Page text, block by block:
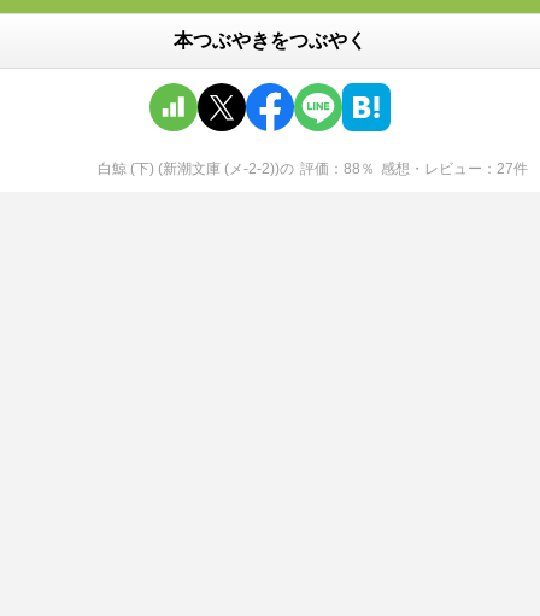
本つぶやきをつぶやく
白鯨 (下) (新潮文庫 (メ-2-2))の 評価 88 ％ 感想・レビュー 27件